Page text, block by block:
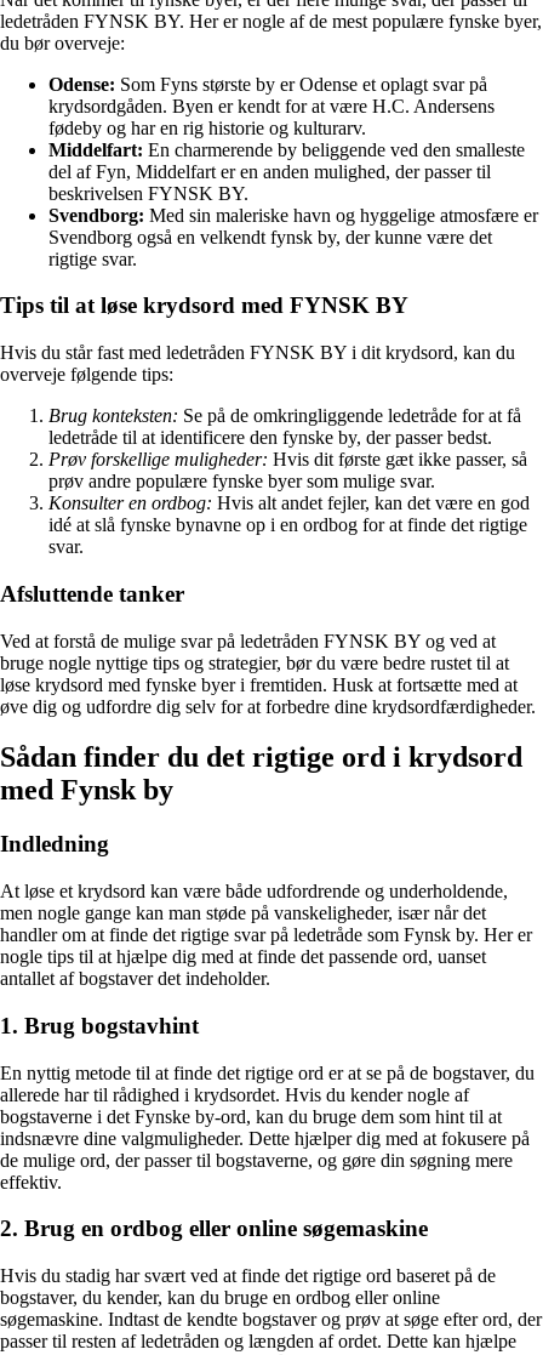
ledetråden FYNSK BY. Her er nogle af de mest populære fynske byer,
du bør overveje:
Odense: Som Fyns største by er Odense et oplagt svar på
krydsordgåden. Byen er kendt for at være H.C. Andersens
fødeby og har en rig historie og kulturarv.
Middelfart: En charmerende by beliggende ved den smalleste
del af Fyn, Middelfart er en anden mulighed, der passer til
beskrivelsen FYNSK BY.
Svendborg: Med sin maleriske havn og hyggelige atmosfære er
Svendborg også en velkendt fynsk by, der kunne være det
rigtige svar.
Tips til at løse krydsord med FYNSK BY
Hvis du står fast med ledetråden FYNSK BY i dit krydsord, kan du
overveje følgende tips:
Brug konteksten: Se på de omkringliggende ledetråde for at få
ledetråde til at identificere den fynske by, der passer bedst.
Prøv forskellige muligheder: Hvis dit første gæt ikke passer, så
prøv andre populære fynske byer som mulige svar.
Konsulter en ordbog: Hvis alt andet fejler, kan det være en god
idé at slå fynske bynavne op i en ordbog for at finde det rigtige
svar.
Afsluttende tanker
Ved at forstå de mulige svar på ledetråden FYNSK BY og ved at
bruge nogle nyttige tips og strategier, bør du være bedre rustet til at
løse krydsord med fynske byer i fremtiden. Husk at fortsætte med at
øve dig og udfordre dig selv for at forbedre dine krydsordfærdigheder.
Sådan finder du det rigtige ord i krydsord
med Fynsk by
Indledning
At løse et krydsord kan være både udfordrende og underholdende,
men nogle gange kan man støde på vanskeligheder, især når det
handler om at finde det rigtige svar på ledetråde som Fynsk by. Her er
nogle tips til at hjælpe dig med at finde det passende ord, uanset
antallet af bogstaver det indeholder.
1. Brug bogstavhint
En nyttig metode til at finde det rigtige ord er at se på de bogstaver, du
allerede har til rådighed i krydsordet. Hvis du kender nogle af
bogstaverne i det Fynske by-ord, kan du bruge dem som hint til at
indsnævre dine valgmuligheder. Dette hjælper dig med at fokusere på
de mulige ord, der passer til bogstaverne, og gøre din søgning mere
effektiv.
2. Brug en ordbog eller online søgemaskine
Hvis du stadig har svært ved at finde det rigtige ord baseret på de
bogstaver, du kender, kan du bruge en ordbog eller online
søgemaskine. Indtast de kendte bogstaver og prøv at søge efter ord, der
passer til resten af ledetråden og længden af ordet. Dette kan hjælpe